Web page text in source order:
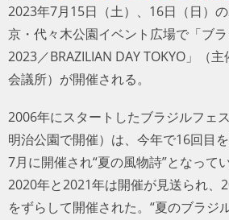
2023年7月15日（土）、16日（日）
京・代々木公園イベント広場で「ブ
2023／BRAZILIAN DAY TOKYO」（
会議所）が開催される。
2006年にスタートしたブラジルフェ
明治公園で開催）は、今年で16回目
7月に開催され“夏の風物詩”となって
2020年と2021年は開催が見送られ、
をずらして開催された。“夏のブラジ